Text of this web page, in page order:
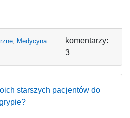
, Medycyna
komentarzy:
3
starszych pacjentów do